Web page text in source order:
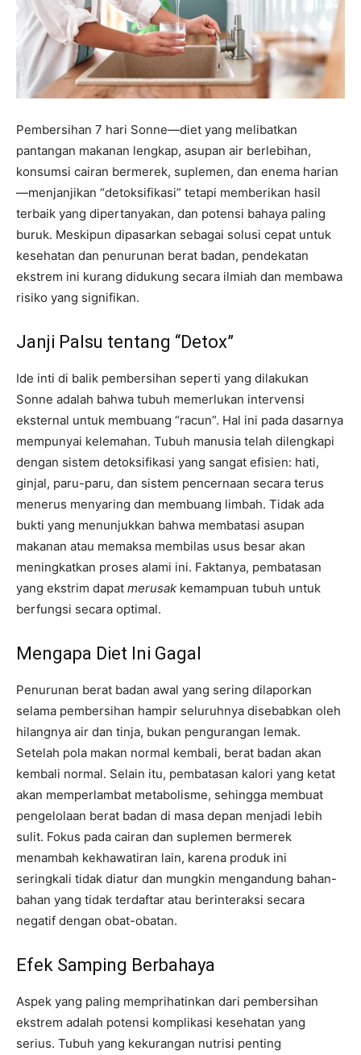
Pembersihan 7 hari Sonne—diet yang melibatkan
pantangan makanan lengkap, asupan air berlebihan,
konsumsi cairan bermerek, suplemen, dan enema harian
—menjanjikan “detoksifikasi” tetapi memberikan hasil
terbaik yang dipertanyakan, dan potensi bahaya paling
buruk. Meskipun dipasarkan sebagai solusi cepat untuk
kesehatan dan penurunan berat badan, pendekatan
ekstrem ini kurang didukung secara ilmiah dan membawa
risiko yang signifikan.
Janji Palsu tentang “Detox”
Ide inti di balik pembersihan seperti yang dilakukan
Sonne adalah bahwa tubuh memerlukan intervensi
eksternal untuk membuang “racun”. Hal ini pada dasarnya
mempunyai kelemahan. Tubuh manusia telah dilengkapi
dengan sistem detoksifikasi yang sangat efisien: hati,
ginjal, paru-paru, dan sistem pencernaan secara terus
menerus menyaring dan membuang limbah. Tidak ada
bukti yang menunjukkan bahwa membatasi asupan
makanan atau memaksa membilas usus besar akan
meningkatkan proses alami ini. Faktanya, pembatasan
yang ekstrim dapat merusak kemampuan tubuh untuk
berfungsi secara optimal.
Mengapa Diet Ini Gagal
Penurunan berat badan awal yang sering dilaporkan
selama pembersihan hampir seluruhnya disebabkan oleh
hilangnya air dan tinja, bukan pengurangan lemak.
Setelah pola makan normal kembali, berat badan akan
kembali normal. Selain itu, pembatasan kalori yang ketat
akan memperlambat metabolisme, sehingga membuat
pengelolaan berat badan di masa depan menjadi lebih
sulit. Fokus pada cairan dan suplemen bermerek
menambah kekhawatiran lain, karena produk ini
seringkali tidak diatur dan mungkin mengandung bahan-
bahan yang tidak terdaftar atau berinteraksi secara
negatif dengan obat-obatan.
Efek Samping Berbahaya
Aspek yang paling memprihatinkan dari pembersihan
ekstrem adalah potensi komplikasi kesehatan yang
serius. Tubuh yang kekurangan nutrisi penting